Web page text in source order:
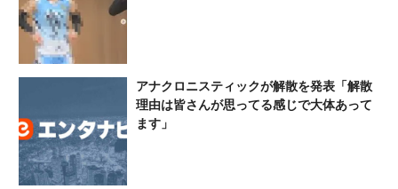
アナクロニスティックが解散を発表「解散
理由は皆さんが思ってる感じで大体あって
ます」